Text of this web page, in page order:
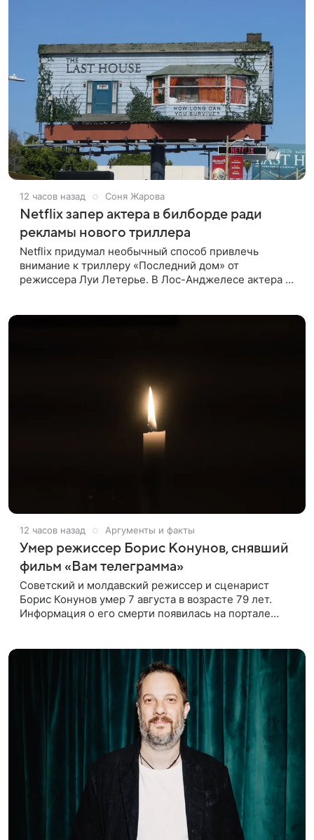
12 часов назад Соня Жарова
Netflix запер актера в билборде ради
рекламы нового триллера
Netflix придумал необычный способ привлечь
внимание к триллеру «Последний дом» от
режиссера Луи Летерье. В Лос-Анджелесе актера на
12 часов назад Аргументы и факты
Умер режиссер Борис Конунов, снявший
фильм «Вам телеграмма»
Советский и молдавский режиссер и сценарист
Борис Конунов умер 7 августа в возрасте 79 лет.
Информация о его смерти появилась на портале